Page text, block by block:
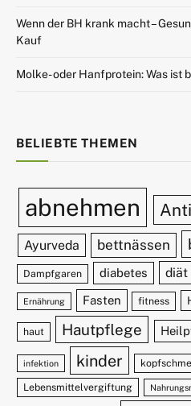
Wenn der BH krank macht –
Kauf
Molke- oder Hanfprotein: Was ist
BELIEBTE THEMEN
abnehmen
Ayurveda bettnässen
Dampfgaren diabetes diät
Ernährung Fasten fitness
haut Hautpflege
infektion kinder
Lebensmittelvergiftung